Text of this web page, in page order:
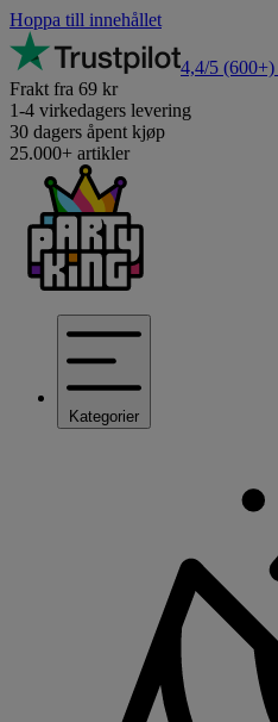
Hoppa till innehållet
4,4/5 (600+)
Frakt fra 69 kr
1-4 virkedagers levering
30 dagers åpent kjøp
25.000+ artikler
Kategorier